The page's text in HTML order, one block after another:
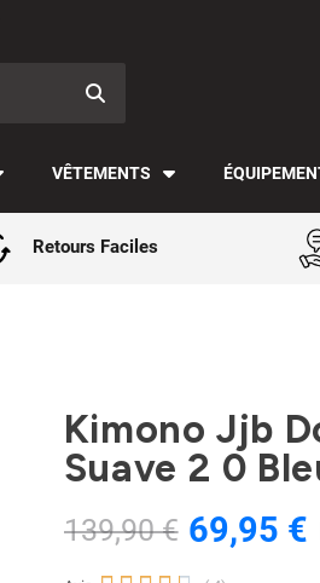
VÊTEMENTS
Retours Faciles
Kimono Jjb
Suave 2 0
139,90 € 69,95 €